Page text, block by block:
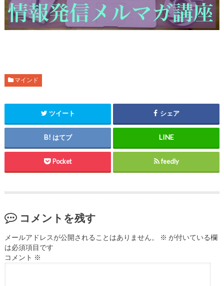
マインド
ツイート シェア
はてブ
Pocket feedly
コメントを残す
メールアドレスが公開されることはありません。 ※ が付いている欄
は必須項目です
コメント ※